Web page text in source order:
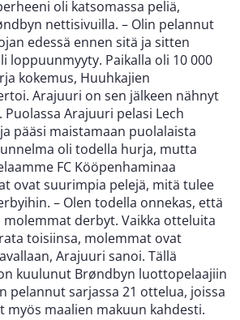
oli katsomassa peliä,
nettisivuilla. – Olin pelannut
edessä ennen sitä ja sitten
loppuunmyyty. Paikalla oli 10 000
kokemus, Huuhkajien
Arajuuri on sen jälkeen nähnyt
Arajuuri pelasi Lech
pääsi maistamaan puolalaista
oli todella hurja, mutta
FC Kööpenhaminaa
ovat suurimpia pelejä, mitä tulee
– Olen todella onnekas, että
molemmat derbyt. Vaikka otteluita
toisiinsa, molemmat ovat
Arajuuri sanoi. Tällä
kuulunut Brøndbyn luottopelaajiin
pelannut sarjassa 21 ottelua, joissa
myös maalien makuun kahdesti.